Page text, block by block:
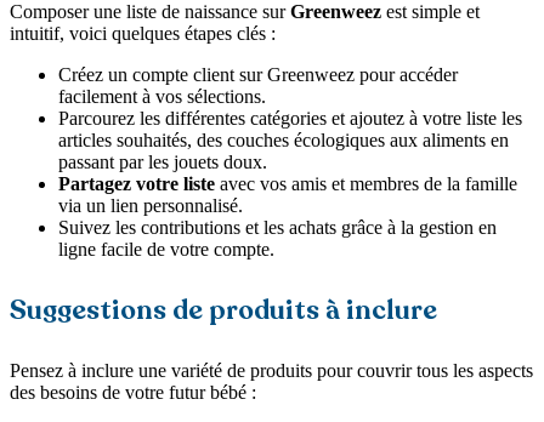
Composer une liste de naissance surGreenweez est simple et
intuitif, voici quelques étapes clés :
Créez un compte client sur Greenweez pour accéder
facilement à vos sélections.
Parcourez les différentes catégories et ajoutez à votre liste les
articles souhaités, des couches écologiques aux aliments en
passant par les jouets doux.
Partagez votre liste avec vos amis et membres de la famille
via un lien personnalisé.
Suivez les contributions et les achats grâce à la gestion en
ligne facile de votre compte.
Suggestions de produits à inclure
Pensez à inclure une variété de produits pour couvrir tous les aspects
des besoins de votre futur bébé :